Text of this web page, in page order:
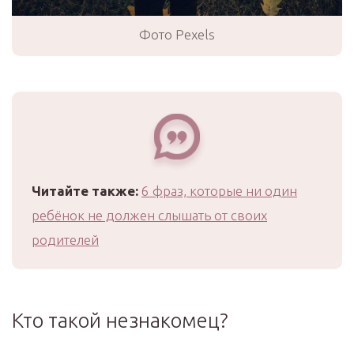
Фото Pexels
Читайте также: 6 фраз, которые ни один
ребёнок не должен слышать от своих
родителей
Кто такой незнакомец?